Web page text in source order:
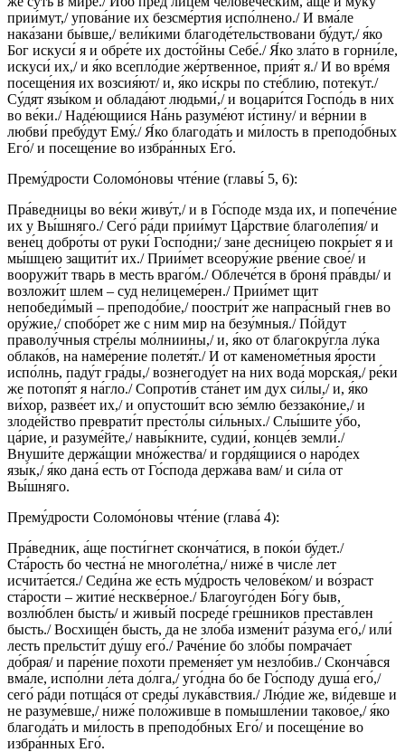
прии́мут,/ упова́ние их безсме́ртия испо́лнено./ И вма́ле
нака́зани бы́вше,/ вели́кими благоде́тельствовани бу́дут,/ я́ко
Бог искуси́ я и обре́те их досто́йны Себе́./ Я́ко зла́то в горни́ле,
искуси́ их,/ и я́ко всепло́дие же́ртвенное, прия́т я./ И во вре́мя
посеще́ния их возсия́ют/ и, я́ко и́скры по сте́блию, потеку́т./
Су́дят язы́ком и облада́ют людьми́,/ и воцари́тся Госпо́дь в них
во ве́ки./ Наде́ющиися На́нь разуме́ют и́стину/ и ве́рнии в
любви́ пребу́дут Ему́./ Я́ко благода́ть и ми́лость в преподо́бных
Его́/ и посеще́ние во избра́нных Его́.
Прему́дрости Соломо́новы чте́ние (главы́ 5, 6):
Пра́ведницы во ве́ки живу́т,/ и в Го́споде мзда их, и попече́ние
их у Вы́шняго./ Сего́ ра́ди прии́мут Ца́рствие благоле́пия/ и
вене́ц добро́ты от руки́ Госпо́дни;/ зане́ десни́цею покры́ет я и
мы́шцею защити́т их./ Прии́мет всеору́жие рве́ние свое́/ и
вооружи́т тварь в месть враго́м./ Облече́тся в броня́ пра́вды/ и
возложи́т шлем – суд нелицеме́рен./ Прии́мет щит
непобеди́мый – преподо́бие,/ поостри́т же напра́сный гнев во
ору́жие,/ спобо́рет же с ним мир на безу́мныя./ По́йдут
праволу́чныя стре́лы мо́лниины,/ и, я́ко от благокру́гла лу́ка
облако́в, на наме́рение полетя́т./ И от каменоме́тныя я́рости
испо́лнь, паду́т гра́ды,/ вознегоду́ет на них вода́ морска́я,/ ре́ки
же потопя́т я на́гло./ Сопроти́в ста́нет им дух си́лы,/ и, я́ко
ви́хор, разве́ет их,/ и опустоши́т всю зе́млю беззако́ние,/ и
злоде́йство преврати́т престо́лы си́льных./ Слы́шите у́бо,
ца́рие, и разуме́йте,/ навы́кните, судии́, конце́в земли́./
Внуши́те держа́щии мно́жества/ и гордя́щиися о наро́дех
язы́к,/ я́ко дана́ есть от Го́спода держа́ва вам/ и си́ла от
Вы́шняго.
Прему́дрости Соломо́новы чте́ние (глава́ 4):
Пра́ведник, а́ще пости́гнет сконча́тися, в поко́и бу́дет./
Ста́рость бо честна́ не многоле́тна,/ ниже́ в числе́ лет
исчита́ется./ Седи́на же есть му́дрость челове́ком/ и во́зраст
ста́рости – житие́ нескве́рное./ Благоуго́ден Бо́гу быв,
возлю́блен бысть/ и живы́й посреде́ гре́шников преста́влен
бысть./ Восхище́н бысть, да не зло́ба измени́т ра́зума его́,/ или́
лесть прельсти́т ду́шу его́./ Раче́ние бо зло́бы помрача́ет
до́брая/ и паре́ние по́хоти пременя́ет ум незло́бив./ Сконча́вся
вма́ле, испо́лни ле́та до́лга,/ уго́дна бо бе Го́споду душа́ его́,/
сего́ ра́ди потща́ся от среды́ лука́вствия./ Лю́дие же, ви́девше и
не разуме́вше,/ ниже́ поло́живше в помышле́нии таково́е,/ я́ко
благода́ть и ми́лость в преподо́бных Его́/ и посеще́ние во
избра́нных Его́.